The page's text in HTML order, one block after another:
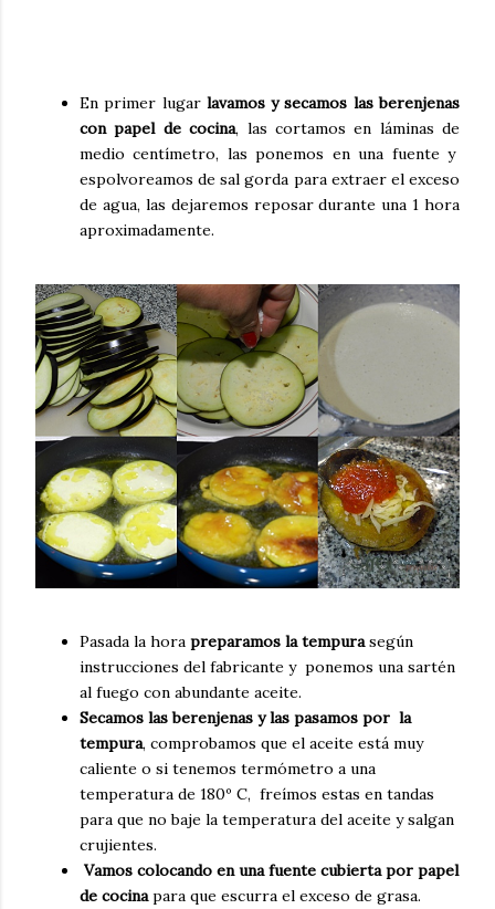
En primer lugar lavamos y secamos las berenjenas
con papel de cocina, las cortamos en láminas de
medio centímetro, las ponemos en una fuente y
espolvoreamos de sal gorda para extraer el exceso
de agua, las dejaremos reposar durante una 1 hora
aproximadamente.
Pasada la hora preparamos la tempurasegún
instrucciones del fabricante y ponemos una sartén
al fuego con abundante aceite.
Secamos las berenjenas y las pasamos por la
tempura, comprobamos que el aceite está muy
caliente o si tenemos termómetro a una
temperatura de 180º C, freímos estas en tandas
para que no baje la temperatura del aceite y salgan
crujientes.
Vamos colocando en una fuente cubierta por papel
de cocinapara que escurra el exceso de grasa.